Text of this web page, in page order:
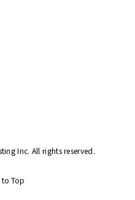
Inc. All rights reserved.
to Top